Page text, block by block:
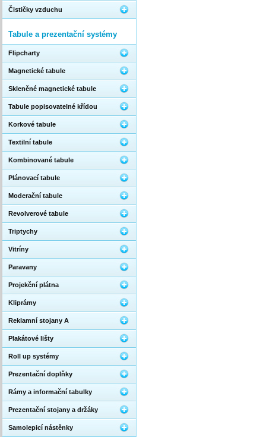
Čističky vzduchu
Tabule a prezentační systémy
Flipcharty
Magnetické tabule
Skleněné magnetické tabule
Tabule popisovatelné křídou
Korkové tabule
Textilní tabule
Kombinované tabule
Plánovací tabule
Moderační tabule
Revolverové tabule
Triptychy
Vitríny
Paravany
Projekční plátna
Kliprámy
Reklamní stojany A
Plakátové lišty
Roll up systémy
Prezentační doplňky
Rámy a informační tabulky
Prezentační stojany a držáky
Samolepicí nástěnky